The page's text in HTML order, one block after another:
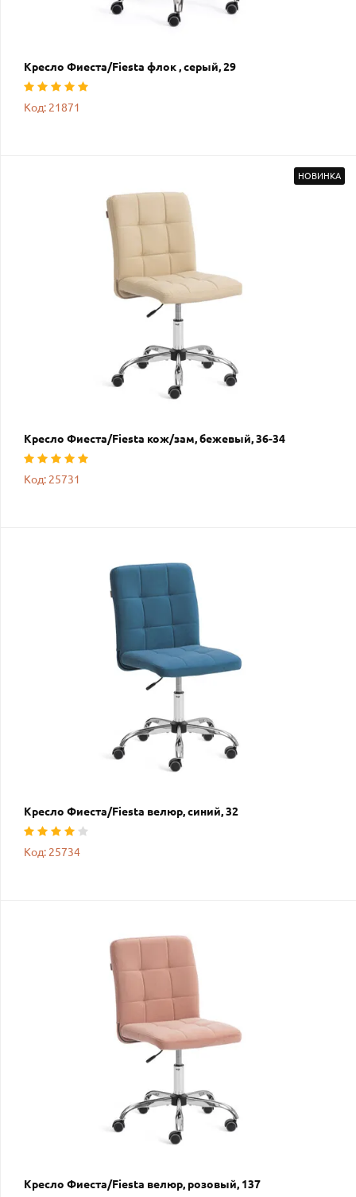
Кресло Фиеста/Fiesta флок , серый, 29
Код: 21871
НОВИНКА
Кресло Фиеста/Fiesta кож/зам, бежевый, 36-34
Код: 25731
Кресло Фиеста/Fiesta велюр, синий, 32
Код: 25734
Кресло Фиеста/Fiesta велюр, розовый, 137